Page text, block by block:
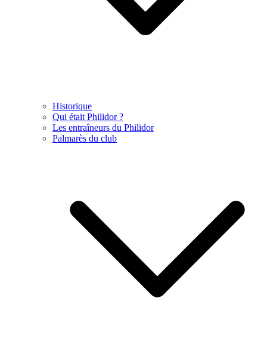
Historique
Qui était Philidor ?
Les entraîneurs du Philidor
Palmarès du club